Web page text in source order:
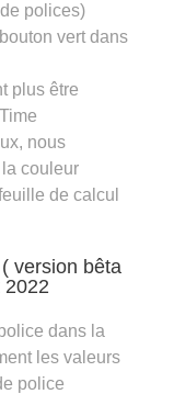
polices)
vert dans
plus être
nous
couleur
de calcul
version bêta
2022
dans la
les valeurs
police